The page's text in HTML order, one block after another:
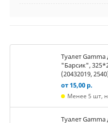
Туалет
"Барсик",
(20432019,
от 15,00 р.
Менее 5 шт,
Туалет